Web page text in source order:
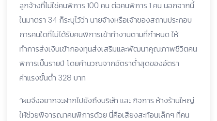
ลูกจ้างที่ไม่ใช่คนพิการ 100 คน ต่อคนพิการ 1 คน นอกจากนี้
ในมาตรา 34 ก็ระบุไว้ว่า นายจ้างหรือเจ้าของสถานประกอบ
การคนใดที่ไม่ได้รับคนพิการเข้าทำงานตามที่กำหนด ให้
ทำการส่งเงินเข้ากองทุนส่งเสริมและพัฒนาคุณภาพชีวิตคน
พิการเป็นรายปี โดยคำนวณจากอัตราต่ำสุดของอัตรา
ค่าแรงขั้นต่ำ 328 บาท
“ผมจึงอยากจะฝากไปยังถึงบริษัท และ กิจการ ห้างร้านใหญ่
ให้ช่วยพิจารณาคนพิการด้วย นี่คือเสียงสะท้อนเล็กๆ ที่คน